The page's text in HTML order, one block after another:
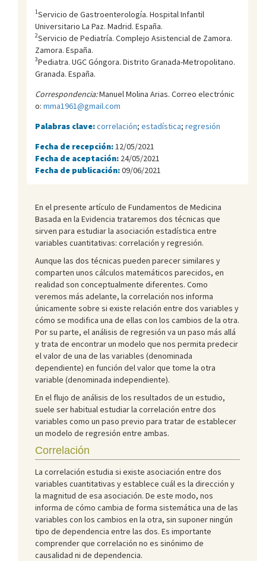
1Servicio de Gastroenterología. Hospital Infantil
Universitario La Paz. Madrid. España.
2Servicio de Pediatría. Complejo Asistencial de Zamora.
Zamora. España.
3Pediatra. UGC Góngora. Distrito Granada-Metropolitano.
Granada. España.
Correspondencia:Manuel Molina Arias. Correo electrónic
o: mma1961@gmail.com
Palabras clave:correlación; estadística; regresión
Fecha de recepción: 12/05/2021
Fecha de aceptación: 24/05/2021
Fecha de publicación:09/06/2021
En el presente artículo de Fundamentos de Medicina
Basada en la Evidencia trataremos dos técnicas que
sirven para estudiar la asociación estadística entre
variables cuantitativas: correlación y regresión.
Aunque las dos técnicas pueden parecer similares y
comparten unos cálculos matemáticos parecidos, en
realidad son conceptualmente diferentes. Como
veremos más adelante, la correlación nos informa
únicamente sobre si existe relación entre dos variables y
cómo se modifica una de ellas con los cambios de la otra.
Por su parte, el análisis de regresión va un paso más allá
y trata de encontrar un modelo que nos permita predecir
el valor de una de las variables (denominada
dependiente) en función del valor que tome la otra
variable (denominada independiente).
En el flujo de análisis de los resultados de un estudio,
suele ser habitual estudiar la correlación entre dos
variables como un paso previo para tratar de establecer
un modelo de regresión entre ambas.
Correlación
La correlación estudia si existe asociación entre dos
variables cuantitativas y establece cuál es la dirección y
la magnitud de esa asociación. De este modo, nos
informa de cómo cambia de forma sistemática una de las
variables con los cambios en la otra, sin suponer ningún
tipo de dependencia entre las dos. Es importante
comprender que correlación no es sinónimo de
causalidad ni de dependencia.